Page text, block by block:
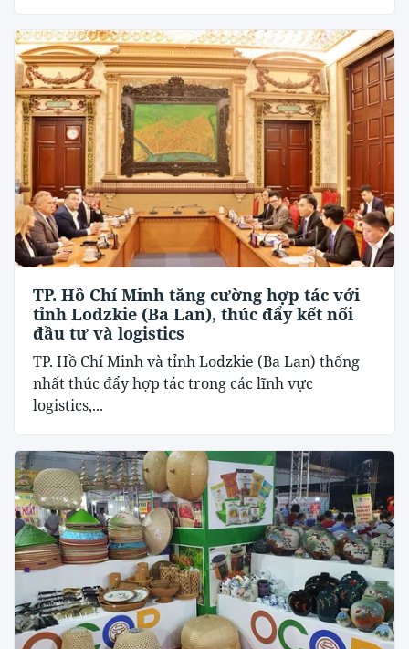
TP. Hồ Chí Minh tăng cường hợp tác với
tỉnh Lodzkie (Ba Lan), thúc đẩy kết nối
đầu tư và logistics
TP. Hồ Chí Minh và tỉnh Lodzkie (Ba Lan) thống
nhất thúc đẩy hợp tác trong các lĩnh vực
logistics,...